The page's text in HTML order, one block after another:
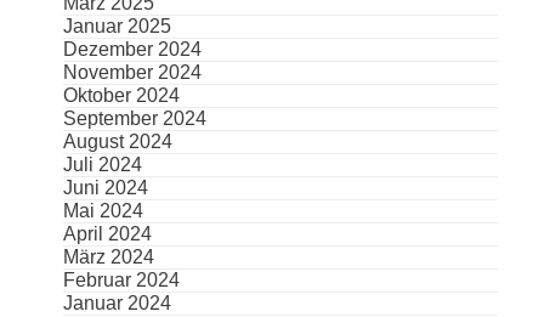
Januar 2025
Dezember 2024
November 2024
Oktober 2024
September 2024
August 2024
Juli 2024
Juni 2024
Mai 2024
April 2024
März 2024
Februar 2024
Januar 2024